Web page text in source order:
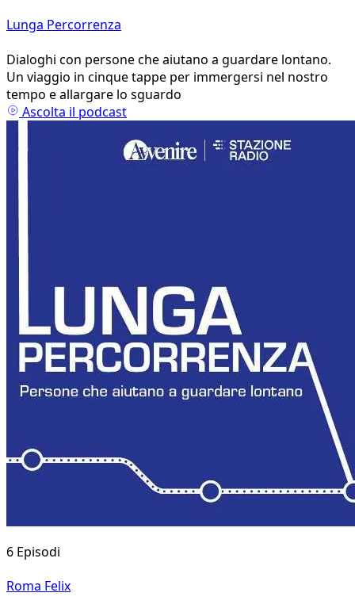
Lunga Percorrenza
Dialoghi con persone che aiutano a guardare lontano.
Un viaggio in cinque tappe per immergersi nel nostro
tempo e allargare lo sguardo
Ascolta il podcast
6 Episodi
Roma Felix